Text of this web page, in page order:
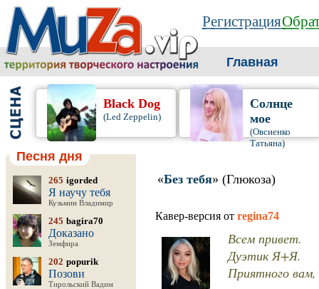
Регистрация
Главная
Black Dog
(Led Zeppelin)
Солнце
мое
(Овсиенко
Татьяна)
Песня дня
265 igorded
Я научу тебя
Кузьмин Владимир
245 bagira70
Доказано
Земфира
202 popurik
Позови
Тирольский Вадим
«Без тебя» (Глюкоза)
Кавер-версия от regina74
Всем привет.
Дуэтик Я+Я.
Приятного вам,